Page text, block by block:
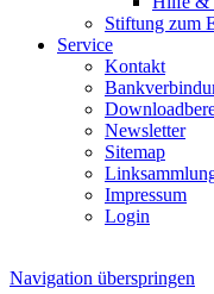
Stiftung zum
Service
Kontakt
Newsletter
Sitemap
Impressum
Login
Navigation überspringen